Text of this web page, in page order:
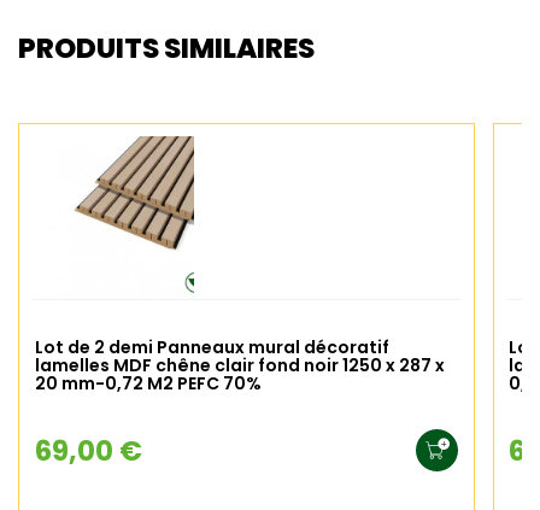
PRODUITS SIMILAIRES
Lot de 2 demi Panneaux mural décoratif
lamelles MDF chêne clair fond noir 1250 x 287 x
20 mm-0,72 M2 PEFC 70%
69,00 €